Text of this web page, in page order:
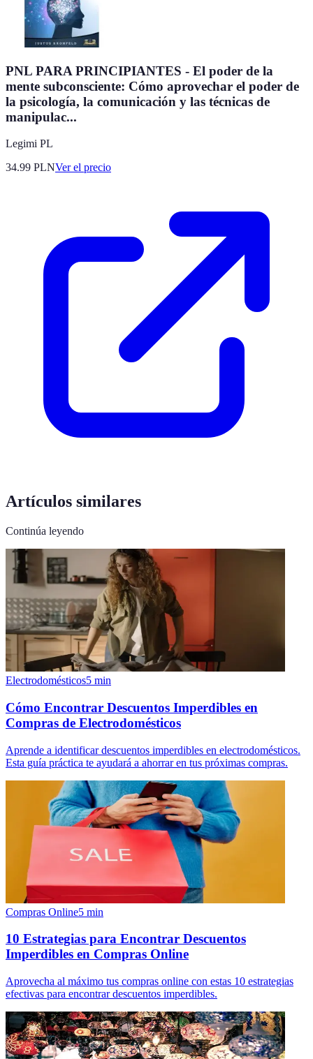
PNL PARA PRINCIPIANTES - El poder de la
mente subconsciente: Cómo aprovechar el poder de
la psicología, la comunicación y las técnicas de
manipulac...
Legimi PL
34.99 PLNVer el precio
Artículos similares
Continúa leyendo
Electrodomésticos5 min
Cómo Encontrar Descuentos Imperdibles en
Compras de Electrodomésticos
Aprende a identificar descuentos imperdibles en electrodomésticos.
Esta guía práctica te ayudará a ahorrar en tus próximas compras.
Compras Online5 min
10 Estrategias para Encontrar Descuentos
Imperdibles en Compras Online
Aprovecha al máximo tus compras online con estas 10 estrategias
efectivas para encontrar descuentos imperdibles.